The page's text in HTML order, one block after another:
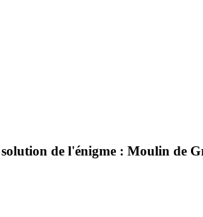
de l'énigme : Moulin de